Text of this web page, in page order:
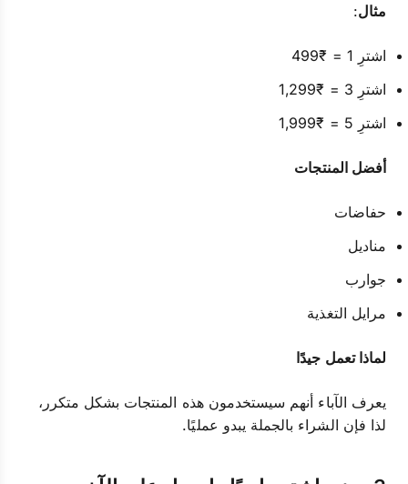
مثال:
اشترِ 1 = ₹499
اشترِ 3 = ₹1,299
اشترِ 5 = ₹1,999
أفضل المنتجات
حفاضات
مناديل
جوارب
مرايل التغذية
لماذا تعمل جيدًا
يعرف الآباء أنهم سيستخدمون هذه المنتجات بشكل متكرر،
لذا فإن الشراء بالجملة يبدو عمليًا.